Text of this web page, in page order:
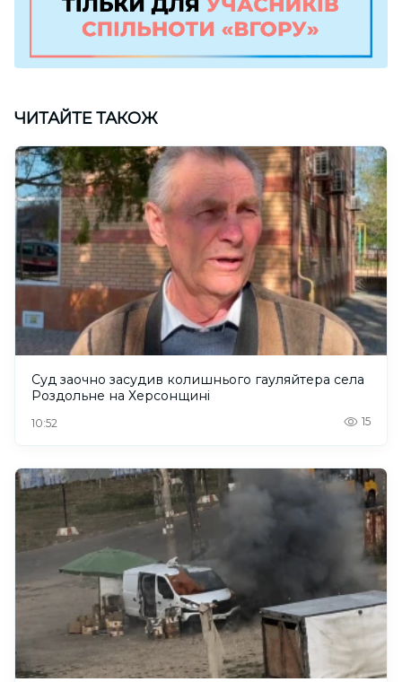
ЧИТАЙТЕ ТАКОЖ
Суд заочно засудив колишнього гауляйтера села
Роздольне на Херсонщині
10:52 15